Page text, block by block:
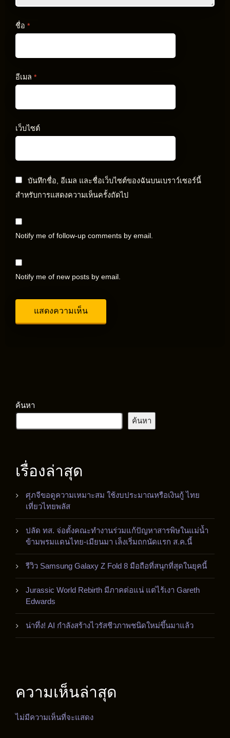
ชื่อ *
อีเมล *
เว็บไซต์
บันทึกชื่อ, อีเมล และชื่อเว็บไซต์ของฉันบนเบราว์เซอร์นี้
สำหรับการแสดงความเห็นครั้งถัดไป
Notify me of follow-up comments by email.
Notify me of new posts by email.
ค้นหา
ค้นหา
เรื่องล่าสุด
ศุภจีขอดูความเหมาะสม ใช้งบประมาณหรือเงินกู้ ไทย
เที่ยวไทยพลัส
ปลัด ทส. จ่อตั้งคณะทำงานร่วมแก้ปัญหาสารพิษในแม่น้ำ
ข้ามพรมแดนไทย-เมียนมา เล็งเริ่มถกนัดแรก ส.ค.นี้
รีวิว Samsung Galaxy Z Fold 8 มือถือที่สนุกที่สุดในยุคนี้
Jurassic World Rebirth มีภาคต่อแน่ แต่ไร้เงา Gareth
Edwards
น่าทึ่ง! AI กำลังสร้างไวรัสชีวภาพชนิดใหม่ขึ้นมาแล้ว
ความเห็นล่าสุด
ไม่มีความเห็นที่จะแสดง